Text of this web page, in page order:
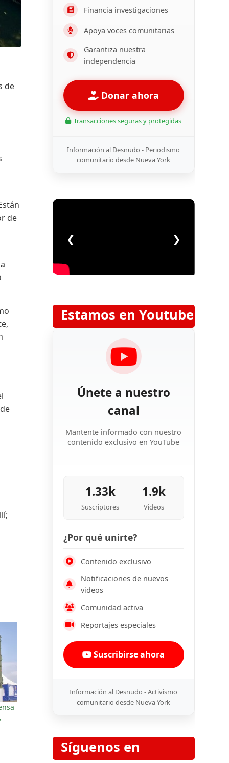
de
de
Financia investigaciones
Apoya voces comunitarias
Garantiza nuestra
independencia
Donar ahora
Transacciones seguras y protegidas
Información al Desnudo - Periodismo
comunitario desde Nueva York
❮ ❯
Estamos en Youtube
Únete a nuestro
canal
Mantente informado con nuestro
contenido exclusivo en YouTube
1.33k
Suscriptores
1.9k
Videos
¿Por qué unirte?
Contenido exclusivo
Notificaciones de nuevos
videos
Comunidad activa
Reportajes especiales
Suscribirse ahora
Información al Desnudo - Activismo
comunitario desde Nueva York
Síguenos en